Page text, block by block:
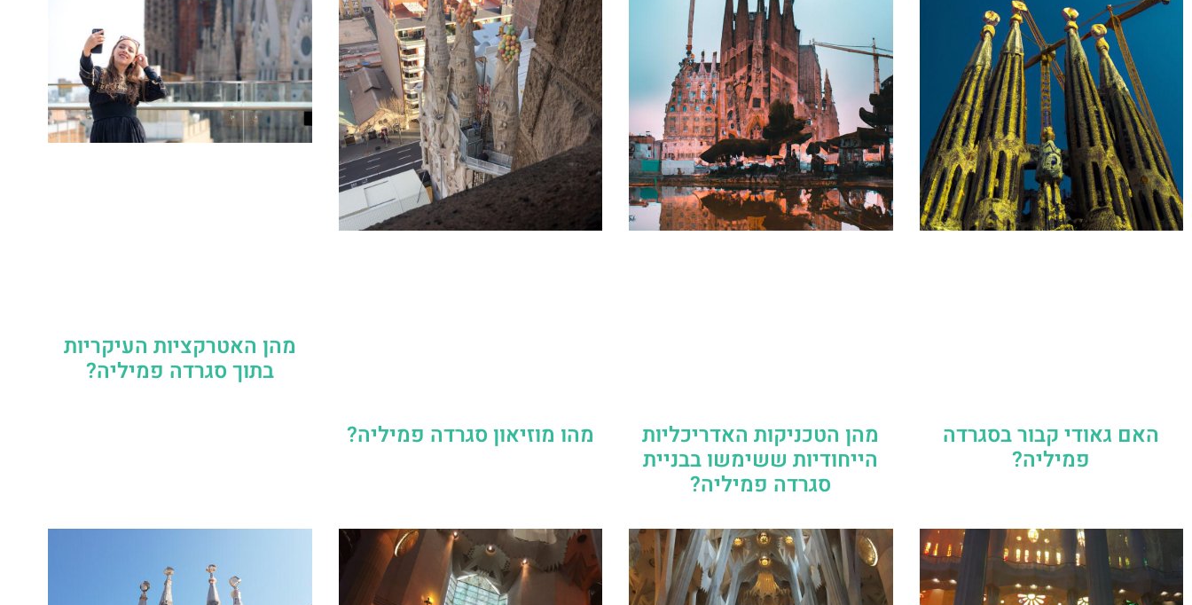
האם גאודי קבור בסגרדה
פמיליה?
מהן הטכניקות האדריכליות
הייחודיות ששימשו בבניית
סגרדה פמיליה?
מהו מוזיאון סגרדה פמיליה?
מהן האטרקציות העיקריות
בתוך סגרדה פמיליה?